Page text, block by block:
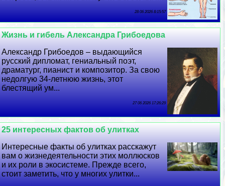
28 06 2026 8:15:57
Жизнь и гибель Александра Грибоедова
Александр Грибоедов – выдающийся
русский дипломат, гениальный поэт,
драматург, пианист и композитор. За свою
недолгую 34-летнюю жизнь, этот
блестящий ум...
27 06 2026 17:26:29
25 интересных фактов об улитках
Интересные факты об улитках расскажут
вам о жизнедеятельности этих моллюсков
и их роли в экосистеме. Прежде всего,
стоит заметить, что у многих улитки...